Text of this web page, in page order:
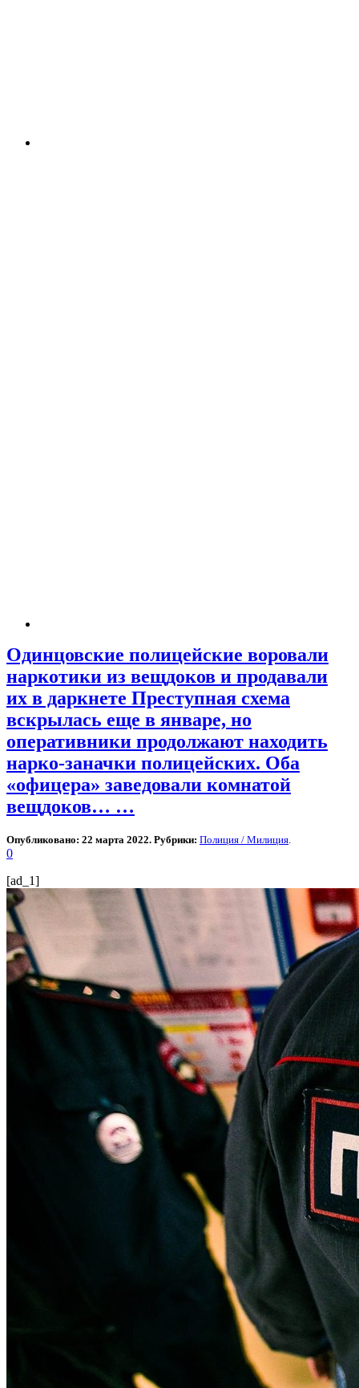
Одинцовские полицейские воровали
наркотики из вещдоков и продавали
их в даркнете Преступная схема
вскрылась еще в январе, но
оперативники продолжают находить
нарко-заначки полицейских. Оба
«офицера» заведовали комнатой
вещдоков… …
Опубликовано: 22 марта 2022. Рубрики: Полиция / Милиция
0
[ad_1]